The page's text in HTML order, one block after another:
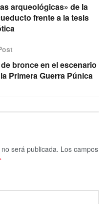
arqueológicas» de la
frente a la tesis
bronce en el escenario
Primera Guerra Púnica
será publicada. Los campos